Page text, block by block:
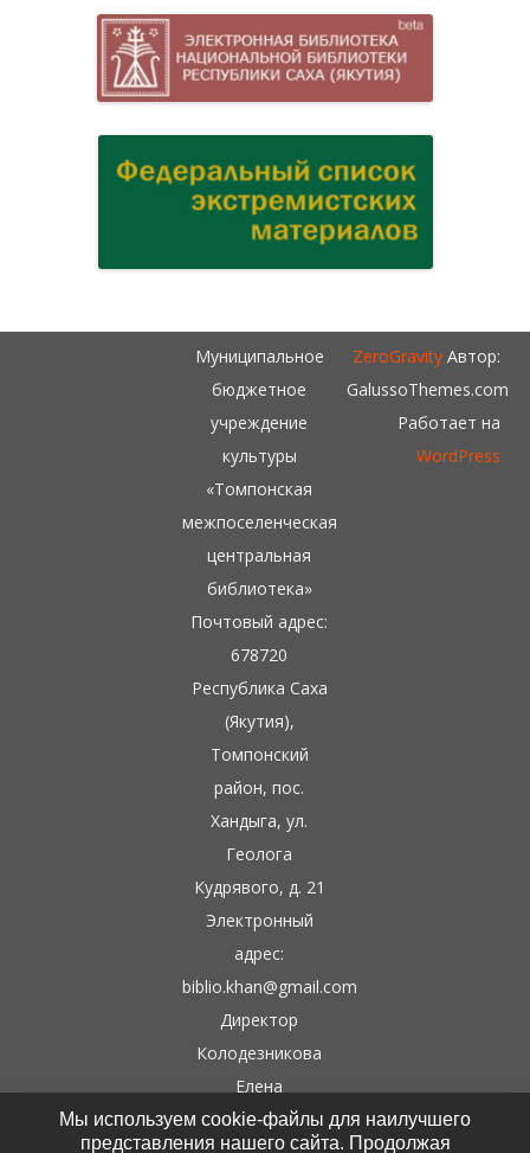
Муниципальное
бюджетное
учреждение
культуры
«Томпонская
межпоселенческая
центральная
библиотека»
Почтовый адрес:
678720
Республика Саха
(Якутия),
Томпонский
район, пос.
Хандыга, ул.
Геолога
Кудрявого, д. 21
Электронный
адрес:
biblio.khan@gmail.com
Директор
Колодезникова
Елена
Гаврильевна
ZeroGravityАвтор:
GalussoThemes.com
Работает на
WordPress
Мы используем cookie-файлы для наилучшего
представления нашего сайта. Продолжая